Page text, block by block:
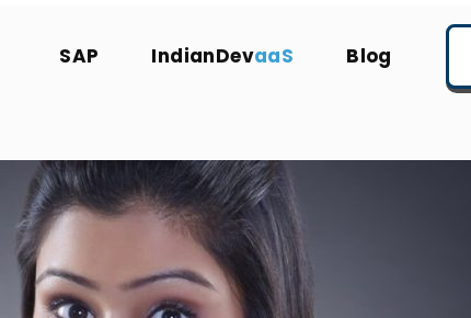
SAP IndianDevaaS Blog